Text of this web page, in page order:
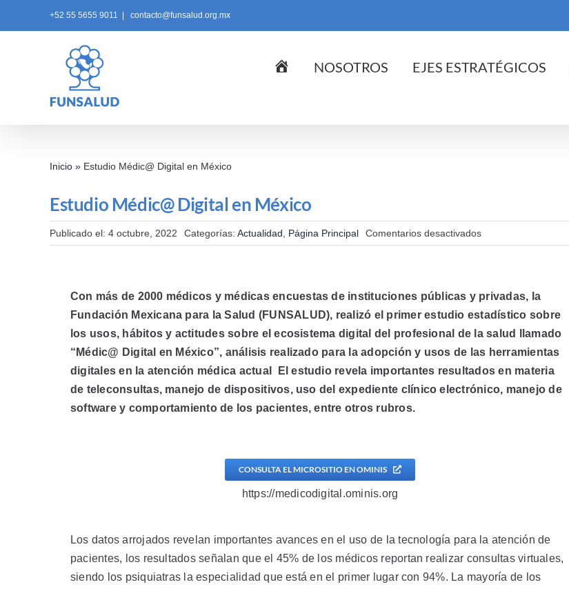
+52 55 5655 9011 contacto@funsalud.org.mx
InicioNOSOTROS EJES ESTRATÉGICOS
Inicio » Estudio Médic@ Digital en México
Estudio Médic@ Digital en México
Publicado el: 4 octubre, 2022 Categorías: Actualidad Página Principal Comentarios desactivadosen
Estudio
Con más de 2000 médicos y médicas encuestas de instituciones públicas y privadas, la
Fundación Mexicana para la Salud (FUNSALUD), realizó el primer estudio estadístico sobre
los usos, hábitos y actitudes sobre el ecosistema digital del profesional de la salud llamado
“Médic@ Digital en México”, análisis realizado para la adopción y usos de las herramientas
digitales en la atención médica actual
El estudio revela importantes resultados en materia
de teleconsultas, manejo de dispositivos, uso del expediente clínico electrónico, manejo de
software y comportamiento de los pacientes, entre otros rubros.
CONSULTA EL MICROSITIO EN OMINIS
https://medicodigital.ominis.org
Los datos arrojados revelan importantes avances en el uso de la tecnología para la atención de
pacientes, los resultados señalan que el 45% de los médicos reportan realizar consultas virtuales,
siendo los psiquiatras la especialidad que está en el primer lugar con 94%. La mayoría de los